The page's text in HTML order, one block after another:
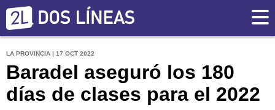
LA PROVINCIA | 17 OCT 2022
Baradel aseguró los 180
días de clases para el 2022